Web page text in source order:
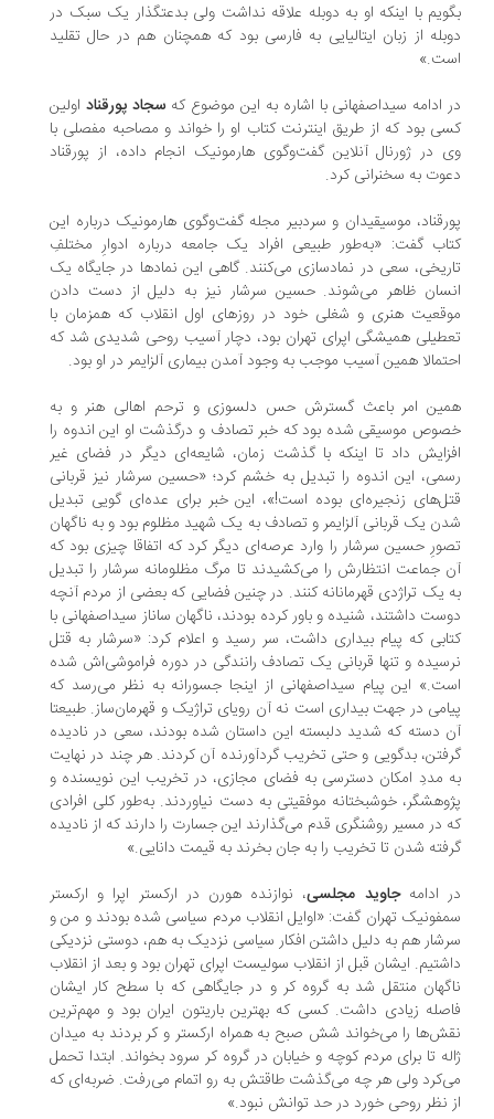
بگویم با اینکه او به دوبله علاقه نداشت ولی بدعت‎گذار یک سبک در
از زبان ایتالیایی به فارسی بود که همچنان هم در حال تقلید
ادامه سیداصفهانی با اشاره به این موضوع کهسجاد پورقناد اولین
بود که از طریق اینترنت کتاب او را خواند و مصاحبه مفصلی با
در ژورنال آنلاین گفت‌وگوی هارمونیک انجام داده، از پورقناد
به سخنرانی کرد.
موسیقیدان و سردبیر مجله گفت‌وگوی هارمونیک درباره این
گفت: «به‌طور طبیعی افراد یک جامعه درباره ادوارِ مختلفِ
سعی در نمادسازی می‌کنند. گاهی این نمادها در جایگاه یک
ظاهر می‌شوند. حسین سرشار نیز به دلیل از دست دادن
هنری و شغلی خود در روزهای اول انقلاب که همزمان با
همیشگی اپرای تهران بود، دچار آسیب روحی شدیدی شد که
همین آسیب موجب به وجود آمدن بیماری آلزایمر در او بود.
امر باعث گسترش حس دلسوزی و ترحم اهالی هنر و به
موسیقی شده بود که خبر تصادف و درگذشت او این اندوه را
داد تا اینکه با گذشت زمان، شایعه‌ای دیگر در فضای غیر
این اندوه را تبدیل به خشم کرد؛ «حسین سرشار نیز قربانی
زنجیره‌ای بوده است!»، این خبر برای عده‌ای گویی تبدیل
یک قربانی آلزایمر و تصادف به یک شهید مظلوم بود و به ناگهان
حسین سرشار را وارد عرصه‌ای دیگر کرد که اتفاقا چیزی بود که
جماعت انتظارش را می‌کشیدند تا مرگ مظلومانه سرشار را تبدیل
یک تراژدی قهرمانانه کنند. در چنین فضایی که بعضی از مردم آنچه
داشتند، شنیده و باور کرده بودند، ناگهان ساناز سیداصفهانی با
که پیام بیداری داشت، سر رسید و اعلام کرد: «سرشار به قتل
و تنها قربانی یک تصادف رانندگی در دوره فراموشی‌اش شده
این پیام سیداصفهانی از اینجا جسورانه به نظر می‌رسد که
در جهت بیداری است نه آن رویای تراژیک و قهرمان‌ساز. طبیعتا
دسته که شدید دلبسته این داستان شده بودند، سعی در نادیده
بدگویی و حتی تخریب گردآورنده آن کردند. هر چند در نهایت
مددِ امکان دسترسی به فضای مجازی، در تخریب این نویسنده و
خوشبختانه موفقیتی به دست نیاوردند. به‌طور کلی افرادی
در مسیر روشنگری قدم می‌گذارند این جسارت را دارند که از نادیده
شدن تا تخریب را به جان بخرند به قیمت دانایی.»
ادامهجاوید مجلسی، نوازنده هورن در ارکستر اپرا و ارکستر
تهران گفت: «اوایل انقلاب مردم سیاسی شده بودند و من و
هم به دلیل داشتن افکار سیاسی نزدیک به هم، دوستی نزدیکی
ایشان قبل از انقلاب سولیست اپرای تهران بود و بعد از انقلاب
منتقل شد به گروه کر و در جایگاهی که با سطح کار ایشان
زیادی داشت. کسی که بهترین باریتون ایران بود و مهم‌ترین
را می‌خواند شش صبح به همراه ارکستر و کر بردند به میدان
تا برای مردم کوچه و خیابان در گروه کر سرود بخواند. ابتدا تحمل
ولی هر چه می‌گذشت طاقتش به رو اتمام می‌رفت. ضربه‌ای که
نظر روحی خورد در حد توانش نبود.»